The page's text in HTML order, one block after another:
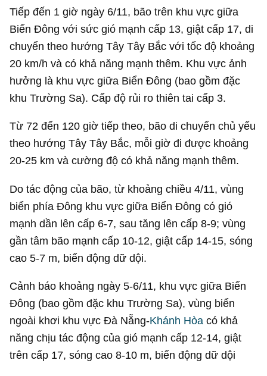
Tiếp đến 1 giờ ngày 6/11, bão trên khu vực giữa
Biển Đông với sức gió mạnh cấp 13, giật cấp 17, di
chuyển theo hướng Tây Tây Bắc với tốc độ khoảng
20 km/h và có khả năng mạnh thêm. Khu vực ảnh
hưởng là khu vực giữa Biển Đông (bao gồm đặc
khu Trường Sa). Cấp độ rủi ro thiên tai cấp 3.
Từ 72 đến 120 giờ tiếp theo, bão di chuyển chủ yếu
theo hướng Tây Tây Bắc, mỗi giờ đi được khoảng
20-25 km và cường độ có khả năng mạnh thêm.
Do tác động của bão, từ khoảng chiều 4/11, vùng
biển phía Đông khu vực giữa Biển Đông có gió
mạnh dần lên cấp 6-7, sau tăng lên cấp 8-9; vùng
gần tâm bão mạnh cấp 10-12, giật cấp 14-15, sóng
cao 5-7 m, biển động dữ dội.
Cảnh báo khoảng ngày 5-6/11, khu vực giữa Biển
Đông (bao gồm đặc khu Trường Sa), vùng biển
ngoài khơi khu vực Đà Nẵng-Khánh Hòa có khả
năng chịu tác động của gió mạnh cấp 12-14, giật
trên cấp 17, sóng cao 8-10 m, biển động dữ dội